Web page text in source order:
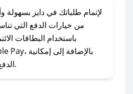
وسنقوم بحل المشكلة
في حال عدم توفر كوبونات
مراسلتنا مباشرة وسنعمل على
لإتمام طلباتك في دايز بسهولة
من خيارات الدفع التي
باستخدام البطاقات
الدفع بالتقسيط الشهري.